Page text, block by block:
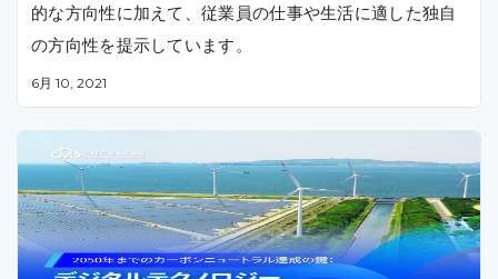
的な方向性に加えて、従業員の仕事や生活に適した独自
の方向性を提示しています。
6月 10, 2021